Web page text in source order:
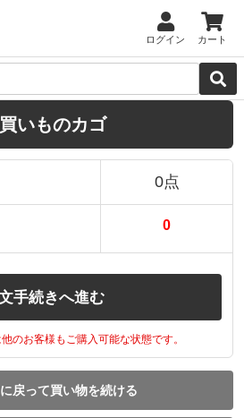
ログイン カート
いものカゴ
0点
0
手続きへ進む
のお客様もご購入可能な状態です。
戻って買い物を続ける